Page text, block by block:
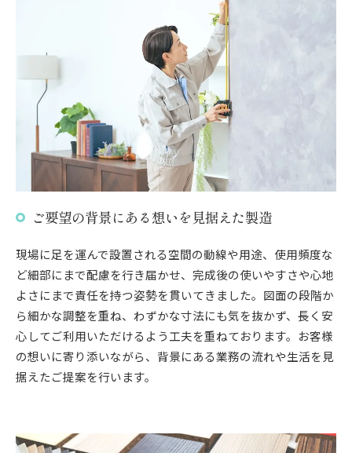
ご要望の背景にある想いを見据えた製造
現場に足を運んで設置される空間の動線や用途、使用頻度な
ど細部にまで配慮を行き届かせ、完成後の使いやすさや心地
よさにまで責任を持つ姿勢を貫いてきました。図面の段階か
ら細かな調整を重ね、わずかな寸法にも気を抜かず、長く安
心してご利用いただけるよう工夫を重ねております。お客様
の想いに寄り添いながら、背景にある業務の流れや生活を見
据えたご提案を行います。